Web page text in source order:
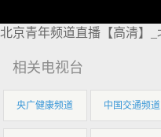
北京青年频道直播【高清】
相关电视台
央广健康频道 中国交通频道